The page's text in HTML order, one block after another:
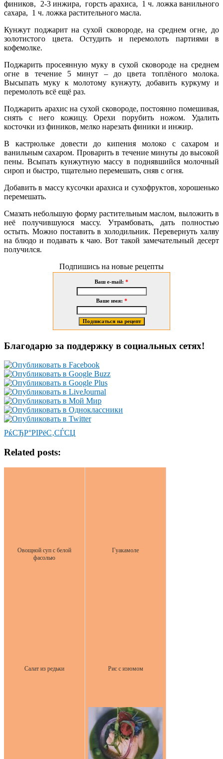
фиников, 2-3 инжира, горсть арахиса, 1 ч. ложка ванильного
сахара, 1 ч. ложка растительного масла.
Кунжут поджарит на сухой сковороде, на среднем огне, до
золотистого цвета. Остудить и перемолоть партиями в
кофемолке.
Поджарить просеянную муку в сухой сковороде на среднем
огне в течение 5 минут – до цвета топлёного молока.
Высыпать муку к молотому кунжуту, добавить куркуму и
перемолоть всё ещё раз.
Поджарить арахис на сухой сковороде, постоянно помешивая,
снять с него кожицу. Орехи порубить ножом. Удалить
косточки из фиников, мелко нарезать финики и инжир.
В кастрюльке довести до кипения молоко с сахаром и
ванильным сахаром. Проварить в течение минуты до высокой
пены. Всыпать кунжутную массу в поднявшийся молочный
сироп и быстро, тщательно перемешать, сняв с огня.
Добавить в массу кусочки арахиса и сухофруктов, хорошенько
перемешать.
Смазать небольшую форму растительным маслом, выложить в
неё получившуюся массу. Утрамбовать, дать полностью
остыть. Можно поставить в холодильник. Перевернуть халву
на блюдо и подавать к чаю. Вот такой замечательный десерт
получился.
Подпишись на новые рецепты
Ваш e-mail: *
Ваше имя: *
Благодарю за поддержку в социальных сетях!
РќСЂР°РІРёС‚СЃСЏ
Related posts:
Овощной суп с белой
фасолью
Гуакамоле
Салат из редьки Рис с изюмом